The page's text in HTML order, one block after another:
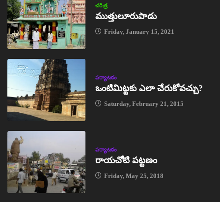
చరిత్ర
ముత్తులూరుపాడు
Friday, January 15, 2021
పర్యాటకం
ఒంటిమిట్టకు ఎలా చేరుకోవచ్చు?
Saturday, February 21, 2015
పర్యాటకం
రాయచోటి పట్టణం
Friday, May 25, 2018